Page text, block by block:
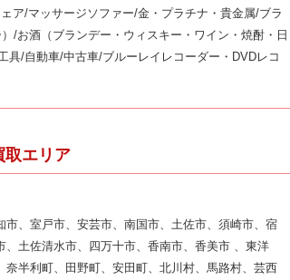
ア/マッサージソファー/金・プラチナ・貴金属/ブラ
/お酒（ブランデー・ウィスキー・ワイン・焼酎・日
/自動車/中古車/ブルーレイレコーダー・DVDレコ
取エリア
市、室戸市、安芸市、南国市、土佐市、須崎市、宿
、土佐清水市、四万十市、香南市、香美市 、東洋
奈半利町、田野町、安田町、北川村、馬路村、芸西